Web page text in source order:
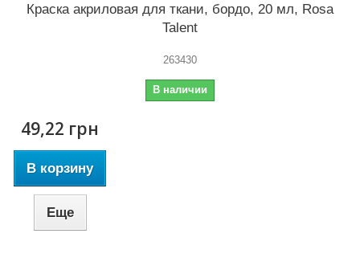
Краска акриловая для ткани, бордо, 20 мл, Rosa
Talent
263430
В наличии
49,22 грн
В корзину
Еще